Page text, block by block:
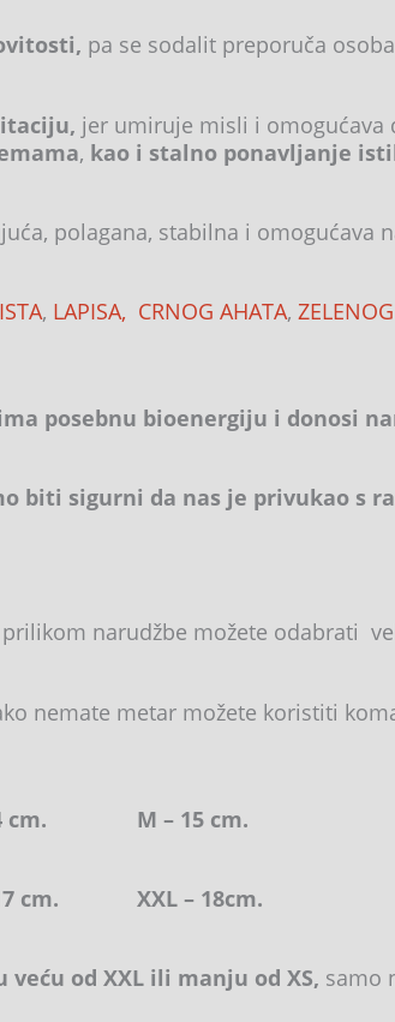
pa se sodalit preporuča
jer umiruje misli i omogućava
, kao i stalno ponavljanje
polagana, stabilna i omogućava
, LAPISA, CRNOG AHATA,
posebnu bioenergiju i donosi
biti sigurni da nas je privukao s
narudžbe možete odabrati
nemate metar možete koristiti
cm. M – 15 cm.
cm. XXL – 18cm.
od XXL ili manju od XS, samo